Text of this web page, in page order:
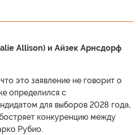
Allison) и Айзек Арнсдорф
это заявление не говорит о
определился с
для выборов 2028 года,
конкуренцию между
Рубио.